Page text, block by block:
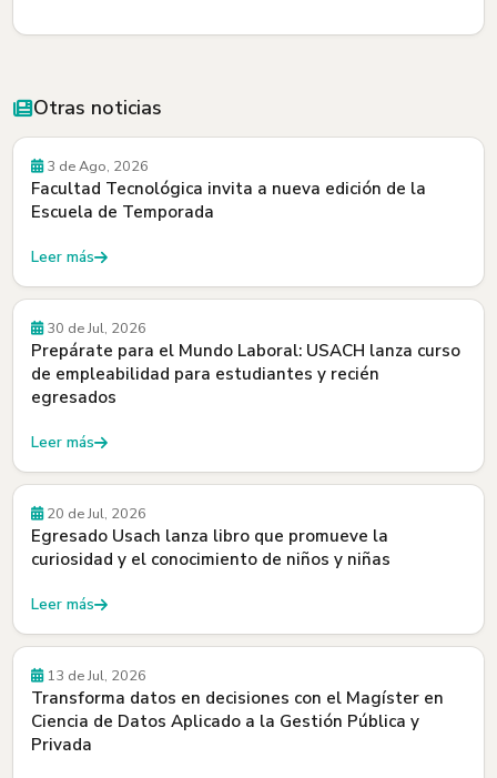
Otras noticias
Convocatorias
3 de Ago, 2026
Facultad Tecnológica invita a nueva edición de la
Escuela de Temporada
Leer más
30 de Jul, 2026
Prepárate para el Mundo Laboral: USACH lanza curso
de empleabilidad para estudiantes y recién
egresados
Leer más
Egresados y Egresadas
20 de Jul, 2026
Egresado Usach lanza libro que promueve la
curiosidad y el conocimiento de niños y niñas
Leer más
Beneficios
13 de Jul, 2026
Transforma datos en decisiones con el Magíster en
Ciencia de Datos Aplicado a la Gestión Pública y
Privada